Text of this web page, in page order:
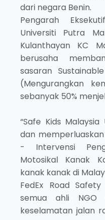
dari negara Benin.
Pengarah
Universiti Putra
Kulanthayan KC
berusaha
sasaran
(Mengurangkan
sebanyak 50%
“Safe Kids
dan
- Intervensi
Motosikal Kanak
kanak kanak di
FedEx Road
semua ahli NGO
keselamatan jalan